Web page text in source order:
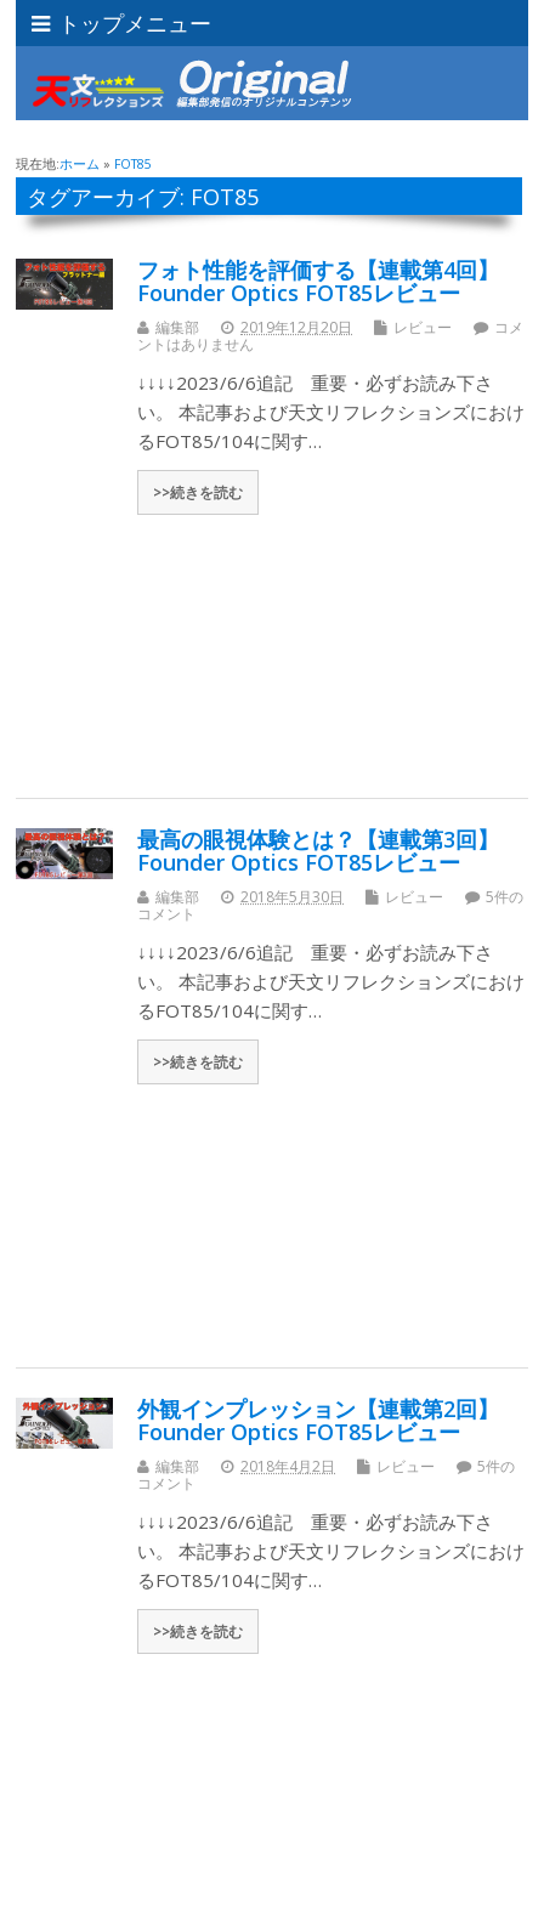
トップメニュー
現在地:ホーム » FOT85
タグアーカイブ: FOT85
フォト性能を評価する【連載第4回】
Founder Optics FOT85レビュー
編集部 2019年12月20日 レビュー
コメ
ントはありません
↓↓↓↓2023/6/6追記 重要・必ずお読み下さ
い。 本記事および天文リフレクションズにおけ
るFOT85/104に関す…
>>続きを読む
最高の眼視体験とは？【連載第3回】
Founder Optics FOT85レビュー
編集部 2018年5月30日 レビュー
5件の
コメント
↓↓↓↓2023/6/6追記 重要・必ずお読み下さ
い。 本記事および天文リフレクションズにおけ
るFOT85/104に関す…
>>続きを読む
外観インプレッション【連載第2回】
Founder Optics FOT85レビュー
編集部 2018年4月2日 レビュー
5件の
コメント
↓↓↓↓2023/6/6追記 重要・必ずお読み下さ
い。 本記事および天文リフレクションズにおけ
るFOT85/104に関す…
>>続きを読む